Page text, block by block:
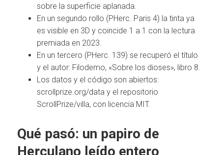
sobre la superficie aplanada.
En un segundo rollo (PHerc. Paris 4) la tinta ya
es visible en 3D y coincide 1 a 1 con la lectura
premiada en 2023.
En un tercero (PHerc. 139) se recuperó el título
y el autor: Filodemo, «Sobre los dioses», libro 8.
Los datos y el código son abiertos:
scrollprize.org/data y el repositorio
ScrollPrize/villa, con licencia MIT.
Qué pasó: un papiro de
Herculano leído entero